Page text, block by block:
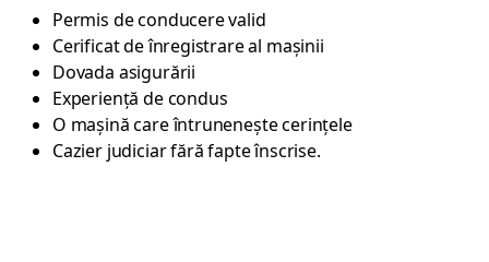
Permis de conducere valid
Cerificat de înregistrare al mașinii
Dovada asigurării
Experiență de condus
O mașină care întrunenește cerințele
Cazier judiciar fără fapte înscrise.